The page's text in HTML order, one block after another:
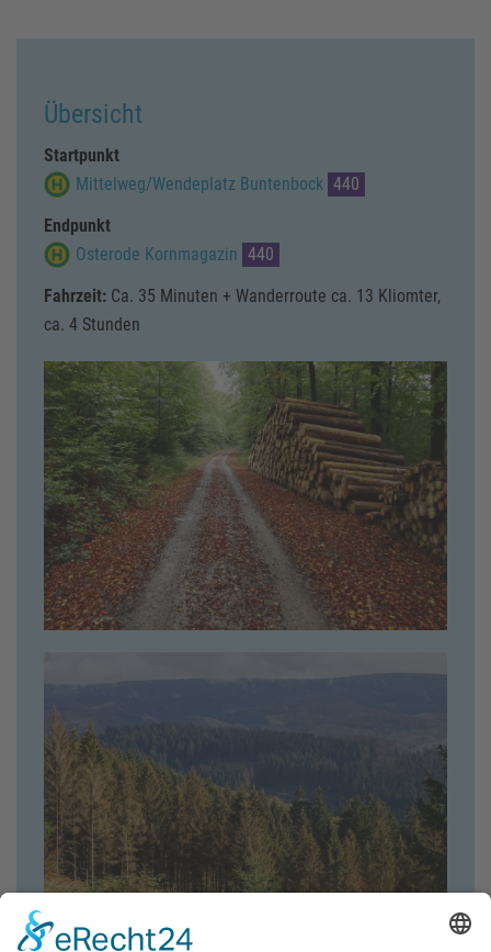
Übersicht
Startpunkt
Mittelweg/Wendeplatz Buntenbock 440
Endpunkt
Osterode Kornmagazin 440
Fahrzeit: Ca. 35 Minuten + Wanderroute ca. 13 Kliomter,
ca. 4 Stunden